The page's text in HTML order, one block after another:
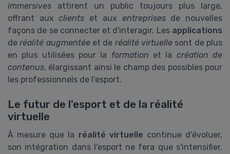
immersives attirent un public toujours plus large,
offrant auxclients et aux entreprisesde nouvelles
façons de se connecter et d'interagir. Les applications
deréalité augmentéeet de réalité virtuelle sont de plus
en plus utilisées pour la formation et la création de
contenus, élargissant ainsi le champ des possibles pour
les professionnels de l'esport.
Le futur de l'esport et de la réalité
virtuelle
À mesure que la réalité virtuelle continue d'évoluer,
son intégration dans l'esport ne fera que s'intensifier.